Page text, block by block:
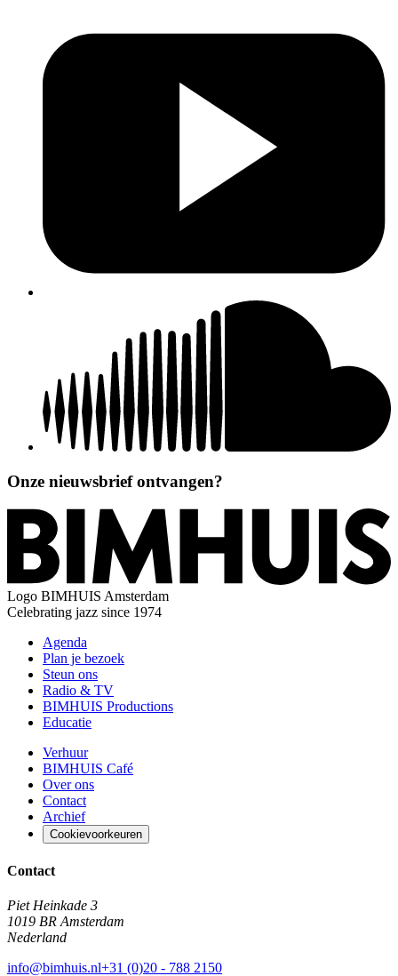
Onze nieuwsbrief ontvangen?
Logo BIMHUIS Amsterdam
Celebrating jazz since 1974
Agenda
Plan je bezoek
Steun ons
Radio & TV
BIMHUIS Productions
Educatie
Verhuur
BIMHUIS Café
Over ons
Contact
Archief
Cookievoorkeuren
Contact
Piet Heinkade 3
1019 BR Amsterdam
Nederland
info@bimhuis.nl+31 (0)20 - 788 2150